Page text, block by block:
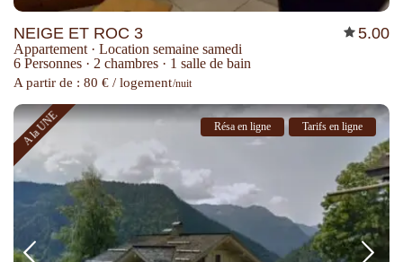
NEIGE ET ROC 3 5.00
Appartement · Location semaine samedi
6 Personnes · 2 chambres · 1 salle de bain
A partir de : 80 € / logement/nuit
A la UNE Résa en ligne Tarifs en ligne